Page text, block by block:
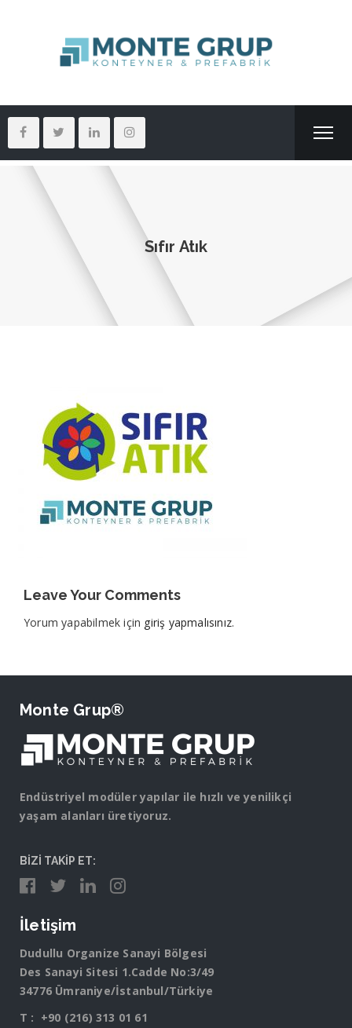
Sıfır Atık
Leave Your Comments
Yorum yapabilmek için giriş yapmalısınız.
Monte Grup®
Endüstriyel modüler yapılar ile hızlı ve yenilikçi
yaşam alanları üretiyoruz.
BİZİ TAKİP ET:
İletişim
Dudullu Organize Sanayi Bölgesi
Des Sanayi Sitesi 1.Cadde No:3/49
34776 Ümraniye/İstanbul/Türkiye
T : +90 (216) 313 01 61